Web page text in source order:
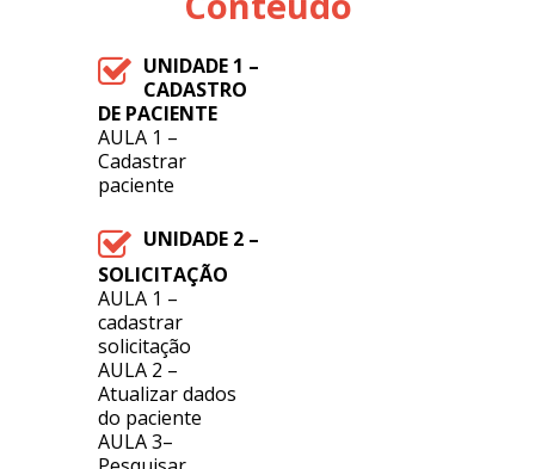
UNIDADE 1 –
CADASTRO
DE PACIENTE
AULA 1 –
Cadastrar
paciente
UNIDADE 2 –
SOLICITAÇÃO
AULA 1 –
cadastrar
solicitação
AULA 2 –
Atualizar dados
do paciente
AULA 3–